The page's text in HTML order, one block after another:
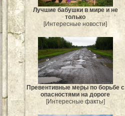
Лучшие бабушки в мире и не
только
[Интересные новости]
Превентивные меры по борьбе с
опасностями на дороге
[Интересные факты]